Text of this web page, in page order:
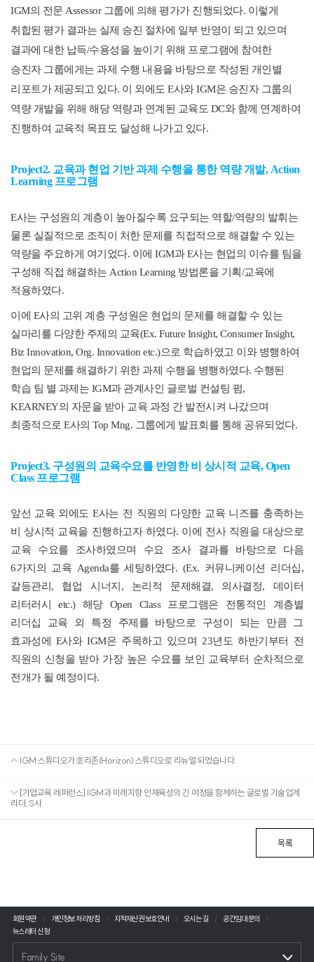
IGM의 전문 Assessor 그룹에 의해 평가가 진행되었다. 이렇게
취합된 평가 결과는 실제 승진 절차에 일부 반영이 되고 있으며
결과에 대한 납득/수용성을 높이기 위해 프로그램에 참여한
승진자 그룹에게는 과제 수행 내용을 바탕으로 작성된 개인별
리포트가 제공되고 있다. 이 외에도 E사와IGM은 승진자 그룹의
역량 개발을 위해 해당 역량과 연계된 교육도 DC와 함께 연계하여
진행하여 교육적 목표도 달성해 나가고 있다.
Project2. 교육과 현업 기반 과제 수행을 통한 역량 개발, Action
Learning 프로그램
E사는 구성원의 계층이 높아질수록 요구되는 역할/역량의 발휘는
물론 실질적으로 조직이 처한 문제를 직접적으로 해결할 수 있는
역량을 주요하게 여기었다. 이에 IGM과E사는 현업의 이슈를 팀을
구성해 직접 해결하는 Action Learning 방법론을 기획/교육에
적용하였다.
이에 E사의 고위 계층 구성원은 현업의 문제를 해결할 수 있는
실마리를 다양한 주제의 교육(Ex. Future Insight, Consumer Insight,
Biz Innovation, Org. Innovation etc.)으로 학습하였고 이와 병행하여
현업의 문제를 해결하기 위한 과제 수행을 병행하였다. 수행된
학습 팀 별 과제는 IGM과 관계사인 글로벌 컨설팅 펌,
KEARNEY의 자문을 받아 교육 과정 간 발전시켜 나갔으며
최종적으로 E사의 Top Mng. 그룹에게 발표회를 통해 공유되었다.
Project3. 구성원의 교육수요를 반영한 비 상시적 교육, Open
Class 프로그램
앞선 교육 외에도 E사는 전 직원의 다양한 교육 니즈를 충족하는
비 상시적 교육을 진행하고자 하였다. 이에 전사 직원을 대상으로
교육 수요를 조사하였으며 수요 조사 결과를 바탕으로 다음
6가지의 교육 Agenda를 세팅하였다. (Ex. 커뮤니케이션 리더십,
갈등관리 , 협업 시너지 , 논리적 문제해결, 의사결정, 데이터
리터러시 etc.) 해당 Open Class
프로그램은 전통적인 계층별
리더십 교육 외 특정 주제를 바탕으로 구성이 되는 만큼 그
효과성에 E사와IGM은 주목하고 있으며 23년도 하반기부터 전
직원의 신청을 받아 가장 높은 수요를 보인 교육부터 순차적으로
전개가 될 예정이다.
IGM 스튜디오가 호리존(Horizon) 스튜디오로 리뉴얼 되었습니다.
[기업교육 레퍼런스] IGM과 미래지향 인재육성의 긴 여정을 함께하는 글로벌 기술업계
리더, S사
목록
회원약관 개인정보 처리방침 지적재산권 보호안내 오시는 길
공간임대 문의
뉴스레터 신청
Family Site